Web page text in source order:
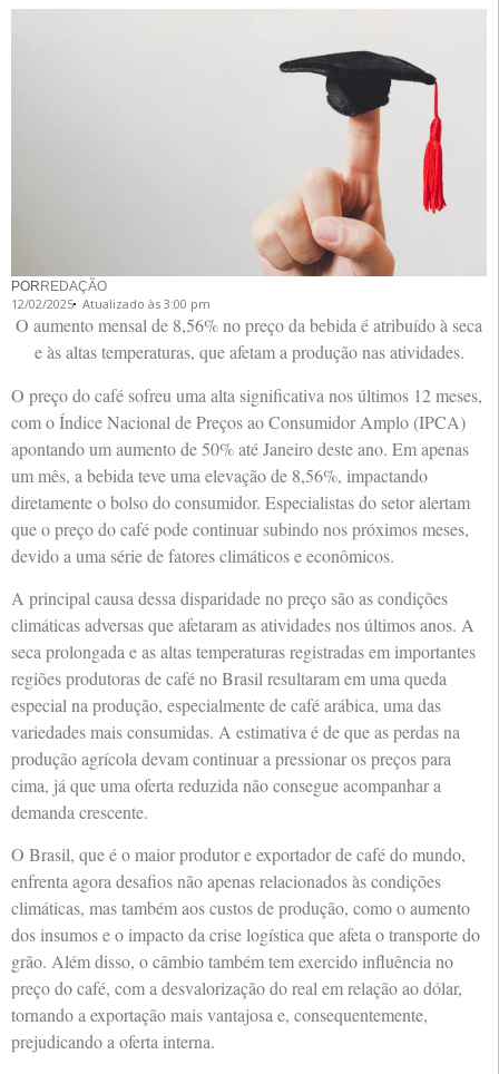
POR REDAÇÃO
12/02/2025 Atualizado às 3:00 pm
O aumento mensal de 8,56% no preço da bebida é atribuído à seca
e às altas temperaturas, que afetam a produção nas atividades.
O preço do café sofreu uma alta significativa nos últimos 12 meses,
com o Índice Nacional de Preços ao Consumidor Amplo (IPCA)
apontando um aumento de 50% até Janeiro deste ano. Em apenas
um mês, a bebida teve uma elevação de 8,56%, impactando
diretamente o bolso do consumidor. Especialistas do setor alertam
que o preço do café pode continuar subindo nos próximos meses,
devido a uma série de fatores climáticos e econômicos.
A principal causa dessa disparidade no preço são as condições
climáticas adversas que afetaram as atividades nos últimos anos. A
seca prolongada e as altas temperaturas registradas em importantes
regiões produtoras de café no Brasil resultaram em uma queda
especial na produção, especialmente de café arábica, uma das
variedades mais consumidas. A estimativa é de que as perdas na
produção agrícola devam continuar a pressionar os preços para
cima, já que uma oferta reduzida não consegue acompanhar a
demanda crescente.
O Brasil, que é o maior produtor e exportador de café do mundo,
enfrenta agora desafios não apenas relacionados às condições
climáticas, mas também aos custos de produção, como o aumento
dos insumos e o impacto da crise logística que afeta o transporte do
grão. Além disso, o câmbio também tem exercido influência no
preço do café, com a desvalorização do real em relação ao dólar,
tornando a exportação mais vantajosa e, consequentemente,
prejudicando a oferta interna.